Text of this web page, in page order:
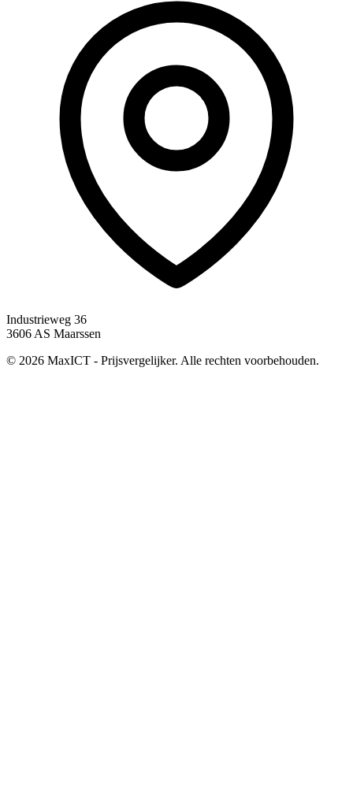
Industrieweg 36
3606 AS Maarssen
© 2026 MaxICT - Prijsvergelijker. Alle rechten voorbehouden.